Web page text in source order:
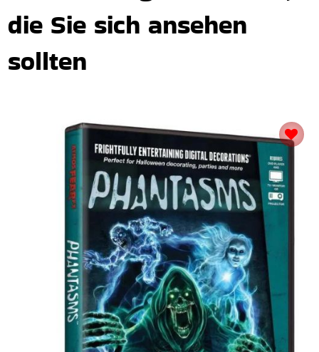
die Sie sich ansehen
sollten